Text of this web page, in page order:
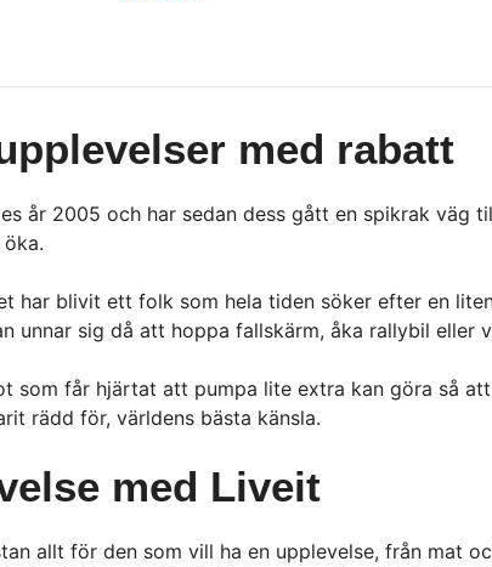
med rabatt
år 2005 och har sedan dess gått en spikrak väg
har blivit ett folk som hela tiden söker efter en
unnar sig då att hoppa fallskärm, åka rallybil eller
som får hjärtat att pumpa lite extra kan göra så
rädd för, världens bästa känsla.
med Liveit
allt för den som vill ha en upplevelse, från mat